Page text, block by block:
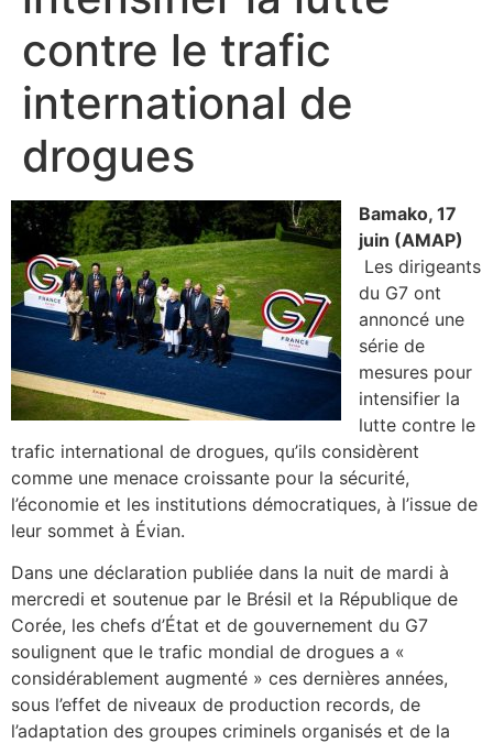
contre le trafic
international de
drogues
Bamako, 17
juin (AMAP)
Les dirigeants
du G7 ont
annoncé une
série de
mesures pour
intensifier la
lutte contre le
trafic international de drogues, qu’ils considèrent
comme une menace croissante pour la sécurité,
l’économie et les institutions démocratiques, à l’issue de
leur sommet à Évian.
Dans une déclaration publiée dans la nuit de mardi à
mercredi et soutenue par le Brésil et la République de
Corée, les chefs d’État et de gouvernement du G7
soulignent que le trafic mondial de drogues a «
considérablement augmenté » ces dernières années,
sous l’effet de niveaux de production records, de
l’adaptation des groupes criminels organisés et de la